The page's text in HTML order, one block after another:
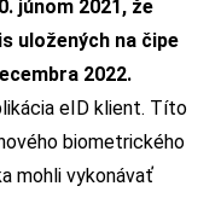
júnom 2021, že
uložených na čipe
2022.
eID klient. Títo
biometrického
mohli vykonávať